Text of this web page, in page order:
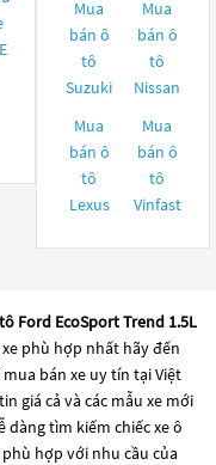
Mua
bán ô
tô
Suzuki
Mua
bán ô
tô
Nissan
Mua
bán ô
tô
Lexus
Mua
bán ô
tô
Vinfast
Ford EcoSport Trend 1.5L
phù hợp nhất hãy đến
bán xe uy tín tại Việt
giá cả và các mẫu xe mới
dàng tìm kiếm chiếc xe ô
hợp với nhu cầu của